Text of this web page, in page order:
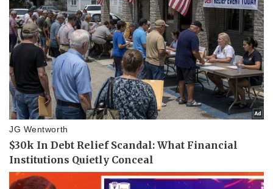
Kinh tế
Bất động sản
Khởi nghiệp
Thị trường
Giá vàng
Tiêu dùng
Tỷ giá
Chứng khoán
Giá cà phê